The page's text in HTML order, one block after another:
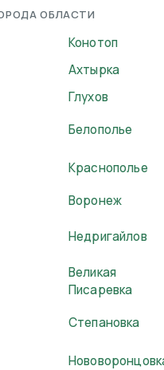
ОБЛАСТИ
Конотоп
Ахтырка
Глухов
Белополье
Краснополье
Воронеж
Недригайлов
Великая
Писаревка
Степановка